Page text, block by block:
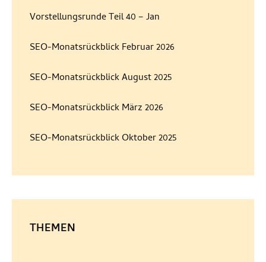
Vorstellungsrunde Teil 40 – Jan
SEO-Monatsrückblick Februar 2026
SEO-Monatsrückblick August 2025
SEO-Monatsrückblick März 2026
SEO-Monatsrückblick Oktober 2025
THEMEN